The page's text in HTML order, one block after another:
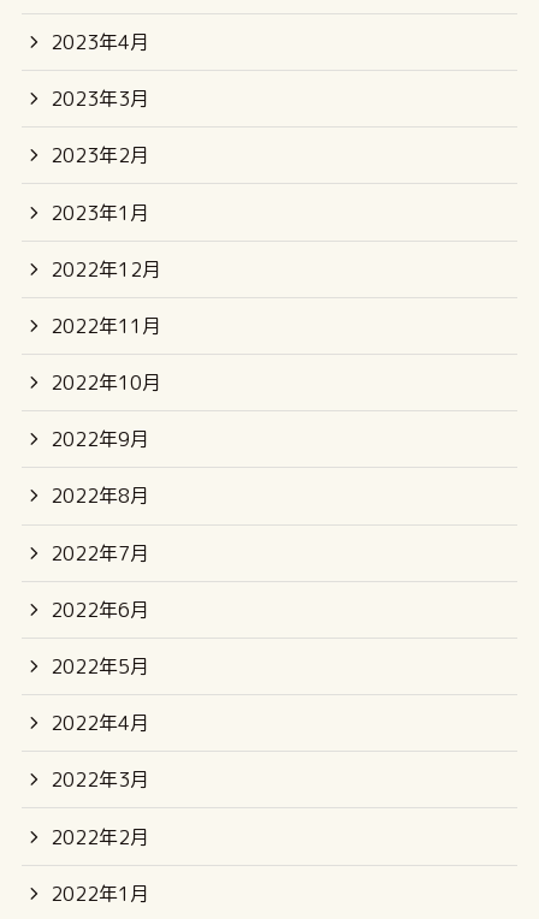
2023年4月
2023年3月
2023年2月
2023年1月
2022年12月
2022年11月
2022年10月
2022年9月
2022年8月
2022年7月
2022年6月
2022年5月
2022年4月
2022年3月
2022年2月
2022年1月